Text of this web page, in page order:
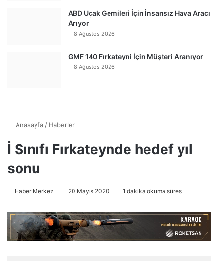
ABD Uçak Gemileri İçin İnsansız Hava Aracı
Arıyor
8 Ağustos 2026
GMF 140 Fırkateyni İçin Müşteri Aranıyor
8 Ağustos 2026